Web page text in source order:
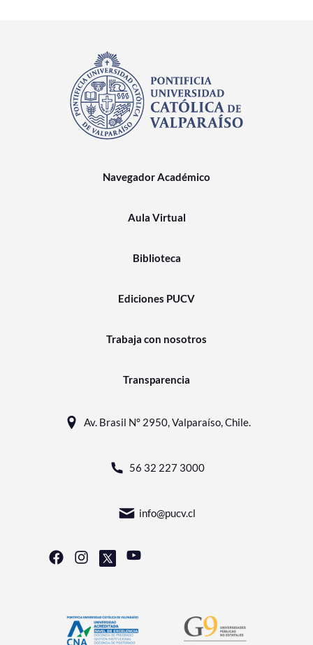
Navegador Académico
Aula Virtual
Biblioteca
Ediciones PUCV
Trabaja con nosotros
Transparencia
Av. Brasil N° 2950, Valparaíso, Chile.
56 32 227 3000
info@pucv.cl